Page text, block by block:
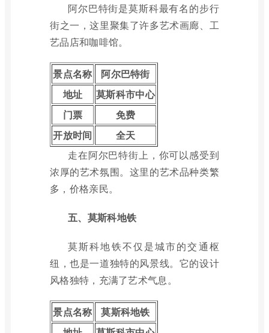
阿尔巴特街是莫斯科最有名的步行
街之一，这里聚集了许多艺术画廊、工
艺品店和咖啡馆。
景点名称
阿尔巴特街
地址
莫斯科市中心
门票
免费
开放时间
全天
走在阿尔巴特街上，你可以感受到
浓厚的艺术氛围。这里的艺术品种类繁
多，价格亲民。
五、莫斯科地铁
莫斯科地铁不仅是城市的交通枢
纽，也是一道独特的风景线。它的设计
风格独特，充满了艺术气息。
景点名称
莫斯科地铁